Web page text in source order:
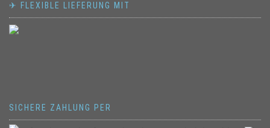
✈ FLEXIBLE LIEFERUNG MIT
SICHERE ZAHLUNG PER